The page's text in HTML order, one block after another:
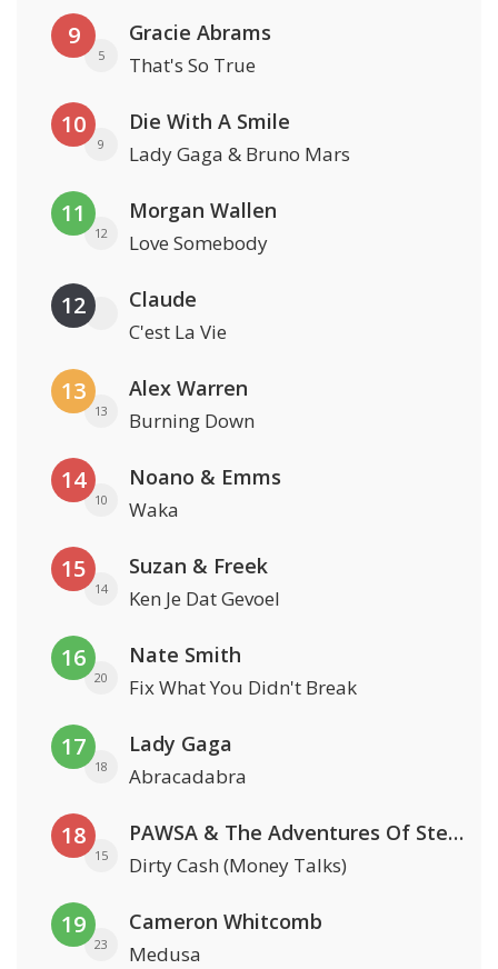
9
5
Gracie Abrams
That's So True
10
9
Die With A Smile
Lady Gaga & Bruno Mars
11
12
Morgan Wallen
Love Somebody
12 Claude
C'est La Vie
13
13
Alex Warren
Burning Down
14
10
Noano & Emms
Waka
15
14
Suzan & Freek
Ken Je Dat Gevoel
16
20
Nate Smith
Fix What You Didn't Break
17
18
Lady Gaga
Abracadabra
18
15
PAWSA & The Adventures Of Stevie V
Dirty Cash (Money Talks)
19
23
Cameron Whitcomb
Medusa